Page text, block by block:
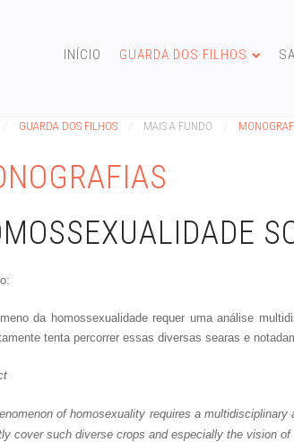
INÍCIO GUARDA DOS FILHOS
GUARDA DOS FILHOS MAIS A FUNDO
da homossexualidade requer uma análise
tenta percorrer essas diversas searas e
of homosexuality requires a
cover such diverse crops and especially the vision of